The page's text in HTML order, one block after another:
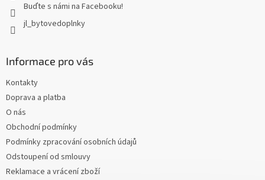
Buďte s námi na Facebooku!
jl_bytovedoplnky
Informace pro vás
Kontakty
Doprava a platba
O nás
Obchodní podmínky
Podmínky zpracování osobních údajů
Odstoupení od smlouvy
Reklamace a vrácení zboží